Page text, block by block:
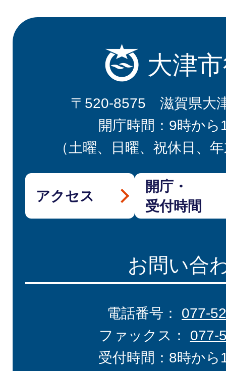
大津
〒520-8575 滋賀県大
開庁時間：9時から
（土曜、日曜、祝休日、
アクセス
開庁・
受付時間
お問い合
電話番号： 077-
ファックス： 077-
受付時間：8時から